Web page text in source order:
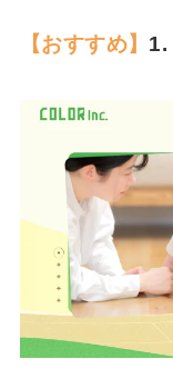
【おすすめ】 1.